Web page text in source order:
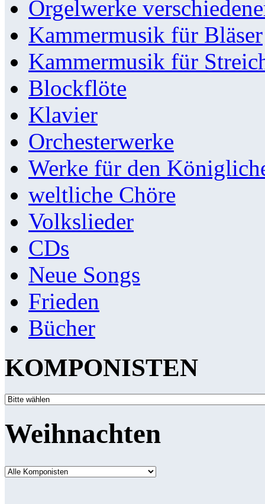
Orgelwerke
Kammermusik für Bläser
Kammermusik für
Blockflöte
Klavier
Orchesterwerke
Werke für den
weltliche Chöre
Volkslieder
CDs
Neue Songs
Frieden
Bücher
KOMPONISTEN
Weihnachten